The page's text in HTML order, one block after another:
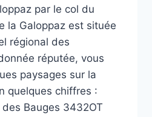
par le col du
la Galoppaz est située
régional des
réputée, vous
paysages sur la
quelques chiffres :
Bauges 3432OT